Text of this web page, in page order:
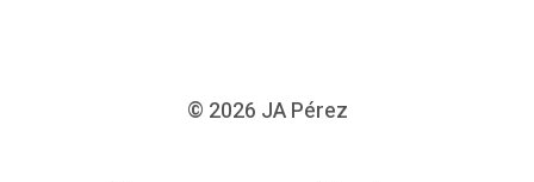
© 2026 JA Pérez